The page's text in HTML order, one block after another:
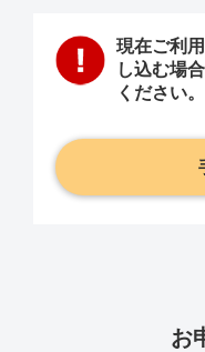
現在ご利
し込む場
ください。
お